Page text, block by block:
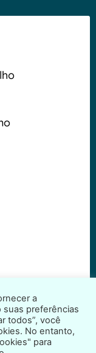
a
suas preferências
todos”, você
No entanto,
para